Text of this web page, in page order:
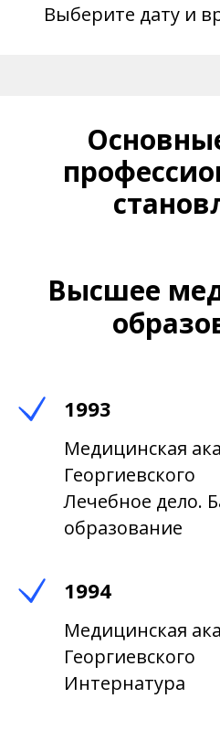
Выберите дату и
Высшее
1993
Медицинская
Георгиевского
Лечебное дело.
образование
1994
Медицинская
Георгиевского
Интернатура